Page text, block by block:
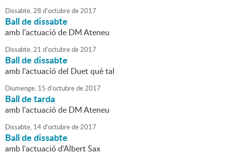
Dissabte,28 d'octubrede2017
Ball de dissabte
amb l'actuació de DM Ateneu
Dissabte,21 d'octubrede2017
Ball de dissabte
amb l'actuació del Duet què tal
Diumenge, 15 d'octubrede2017
Ball de tarda
amb l'actuació de DM Ateneu
Dissabte, 14d'octubrede2017
Ball de dissabte
amb l'actuació d'Albert Sax